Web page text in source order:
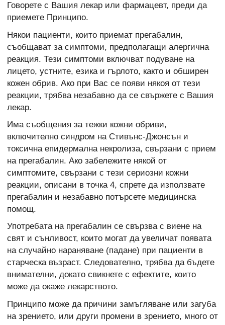
Говорете с Вашия лекар или фармацевт, преди да
приемете Принципо.
Някои пациенти, които приемат прегабалин,
съобщават за симптоми, предполагащи алергична
реакция. Тези симптоми включват подуване на
лицето, устните, езика и гърлото, както и обширен
кожен обрив. Ако при Вас се появи някоя от тези
реакции, трябва незабавно да се свържете с Вашия
лекар.
Има съобщения за тежки кожни обриви,
включително синдром на Стивънс-Джонсън и
токсична епидермална некролиза, свързани с прием
на прегабалин. Ако забележите някой от
симптомите, свързани с тези сериозни кожни
реакции, описани в точка 4, спрете да използвате
прегабалин и незабавно потърсете медицинска
помощ.
Употребата на прегабалин се свързва с виене на
свят и сънливост, които могат да увеличат появата
на случайно нараняване (падане) при пациенти в
старческа възраст. Следователно, трябва да бъдете
внимателни, докато свикнете с ефектите, които
може да окаже лекарството.
Принципо може да причини замъгляване или загуба
на зрението, или други промени в зрението, много от